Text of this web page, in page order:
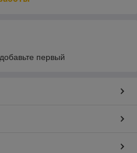
первый